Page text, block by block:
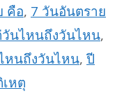
คือ, 7 วันอันตราย
นไหนถึงวันไหน,
หนถึงวันไหน,ปี
หตุ